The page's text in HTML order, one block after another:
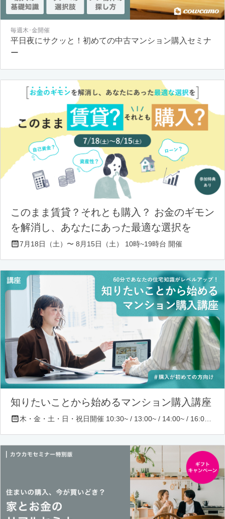
毎週木･金開催
平日夜にサクッと！初めての中古マンション購入セミナ
ー
このまま賃貸？それとも購入？ お金のギモン
を解消し、あなたにあった最適な選択を
7月18日（土）〜 8月15日（土） 10時~19時台 開催
知りたいことから始めるマンション購入講座